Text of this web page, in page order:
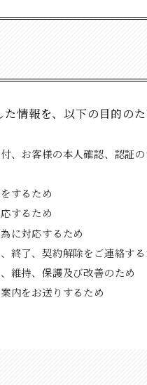
情報を、以下の目的のた
、お客様の本人確認、認証
するため
するため
に対応するため
終了、契約解除をご連絡す
維持、保護及び改善のため
内をお送りするため